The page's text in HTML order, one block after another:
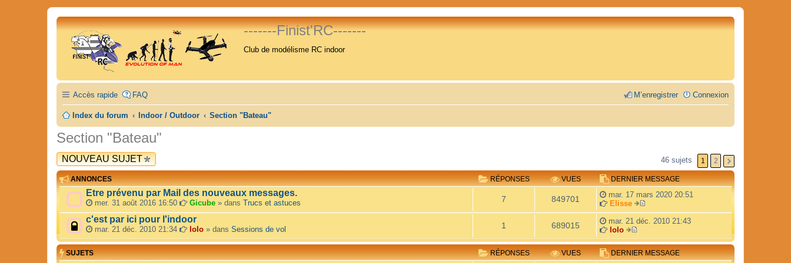
-------Finist'RC-------
Club de modélisme RC indoor
Accès rapide FAQ Connexion
M’enregistrer
Index du forum Indoor / Outdoor Section "Bateau"
Section "Bateau"
NOUVEAU SUJET 46 sujets 1 2
ANNONCES RÉPONSES VUES DERNIER MESSAGE
Etre prévenu par Mail des nouveaux messages.
mer. 31 août 2016 16:50 Gicube » dans Trucs et astuces 7 849701
mar. 17 mars 2020 20:51
Elisse
V
o
r
l
e
c'est par ici pour l'indoor
mar. 21 déc. 2010 21:34 lolo » dans Sessions de vol 1 689015
mar. 21 déc. 2010 21:43
lolo
V
o
i
SUJETS RÉPONSES VUES DERNIER MESSAGE